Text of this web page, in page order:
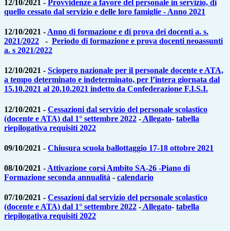
12/10/2021 - Provvidenze a favore del personale in servizio, di
quello cessato dal servizio e delle loro famiglie - Anno 2021
12/10/2021 - Anno di formazione e di prova dei docenti a. s.
2021/2022 - Periodo di formazione e prova docenti neoassunti
a. s 2021/2022
12/10/2021 - Sciopero nazionale per il personale docente e ATA,
a tempo determinato e indeterminato, per l’intera giornata dal
15.10.2021 al 20.10.2021 indetto da Confederazione F.I.S.I.
12/10/2021 - Cessazioni dal servizio del personale scolastico
(docente e ATA) dal 1° settembre 2022 - Allegato- tabella
riepilogativa requisiti 2022
09/10/2021 - Chiusura scuola ballottaggio 17-18 ottobre 2021
08/10/2021 - Attivazione corsi Ambito SA-26 -Piano di
Formazione seconda annualità - calendario
07/10/2021 - Cessazioni dal servizio del personale scolastico
(docente e ATA) dal 1° settembre 2022 -Allegato- tabella
riepilogativa requisiti 2022